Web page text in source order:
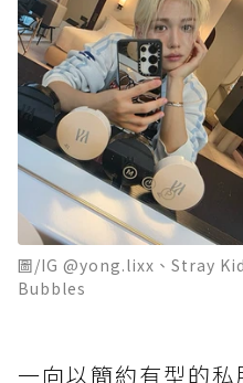
圖/IG @yong.lixx、Stray
Bubbles
一向以簡約有型的